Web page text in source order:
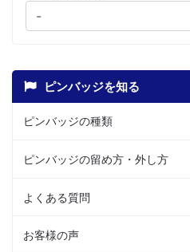
ピンバッジを知る
ピンバッジの種類
ピンバッジの留め方・外し方
よくある質問
お客様の声